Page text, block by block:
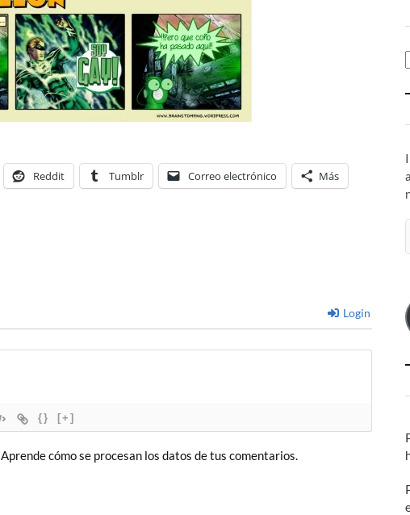
Reddit Tumblr Correo electrónico Más
Login
{} [+]
Aprende cómo se procesan los datos de tus comentarios.